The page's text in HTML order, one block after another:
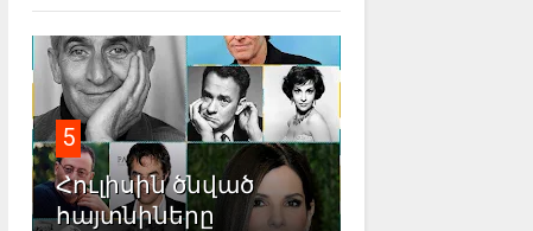
5
Հուլիսին ծնված
հայտնիները